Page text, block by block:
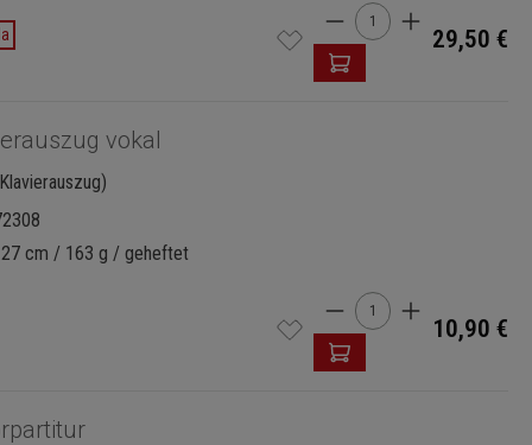
Produkt Anzahl:
29,50 €
vokal
cm / 163 g / geheftet
Produkt Anzahl:
10,90 €